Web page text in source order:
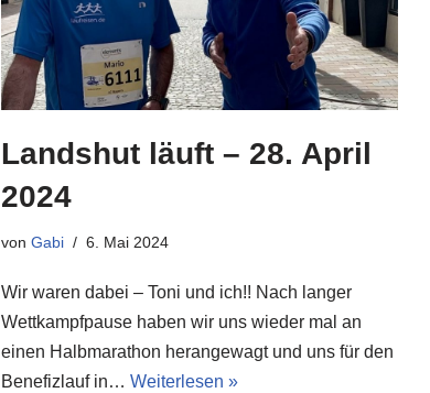
Landshut läuft – 28. April
2024
von Gabi 6. Mai 2024
Wir waren dabei – Toni und ich!! Nach langer
Wettkampfpause haben wir uns wieder mal an
einen Halbmarathon herangewagt und uns für den
Benefizlauf in… Weiterlesen »